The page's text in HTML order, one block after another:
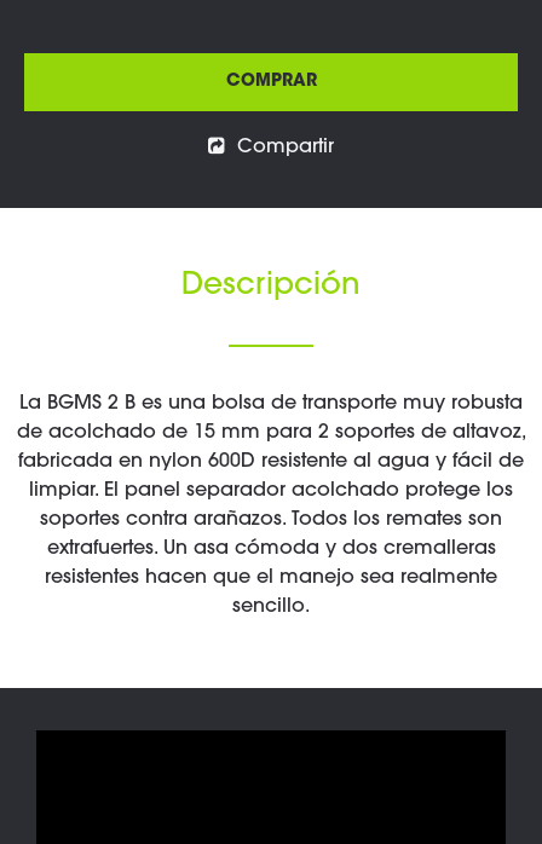
COMPRAR
Compartir
Descripción
La BGMS 2 B es una bolsa de transporte muy robusta
de acolchado de 15 mm para 2 soportes de altavoz,
fabricada en nylon 600D resistente al agua y fácil de
limpiar. El panel separador acolchado protege los
soportes contra arañazos. Todos los remates son
extrafuertes. Un asa cómoda y dos cremalleras
resistentes hacen que el manejo sea realmente
sencillo.